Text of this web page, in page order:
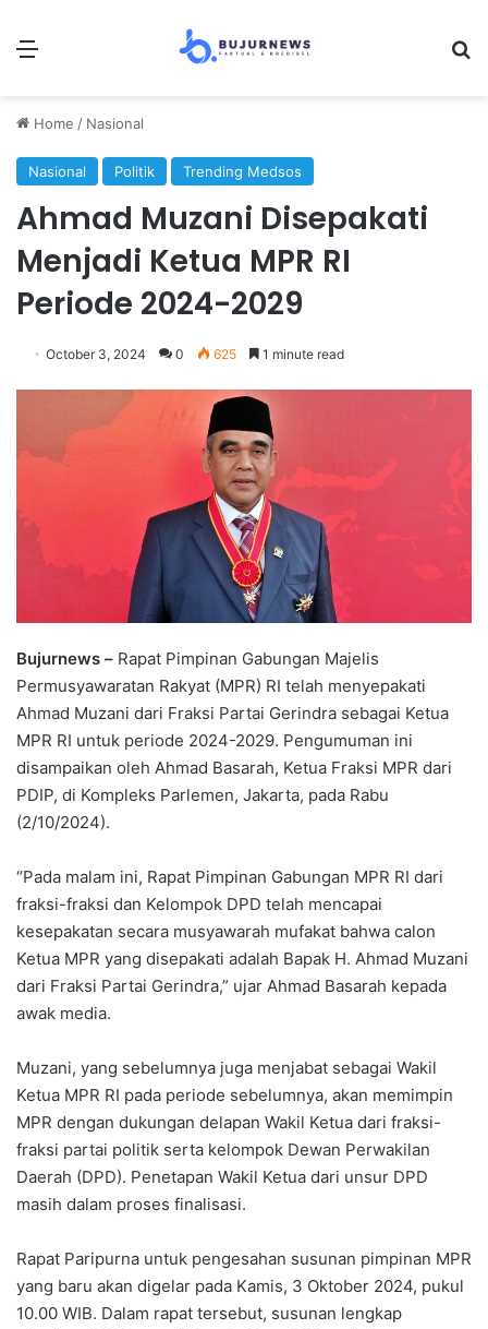
Menu
Home / Nasional
Nasional Politik Trending Medsos
Ahmad Muzani Disepakati
Menjadi Ketua MPR RI
Periode 2024-2029
October 3, 2024 0 625 1 minute read
Bujurnews – Rapat Pimpinan Gabungan Majelis
Permusyawaratan Rakyat (MPR) RI telah menyepakati
Ahmad Muzani dari Fraksi Partai Gerindra sebagai Ketua
MPR RI untuk periode 2024-2029. Pengumuman ini
disampaikan oleh Ahmad Basarah, Ketua Fraksi MPR dari
PDIP, di Kompleks Parlemen, Jakarta, pada Rabu
(2/10/2024).
“Pada malam ini, Rapat Pimpinan Gabungan MPR RI dari
fraksi-fraksi dan Kelompok DPD telah mencapai
kesepakatan secara musyawarah mufakat bahwa calon
Ketua MPR yang disepakati adalah Bapak H. Ahmad Muzani
dari Fraksi Partai Gerindra,” ujar Ahmad Basarah kepada
awak media.
Muzani, yang sebelumnya juga menjabat sebagai Wakil
Ketua MPR RI pada periode sebelumnya, akan memimpin
MPR dengan dukungan delapan Wakil Ketua dari fraksi-
fraksi partai politik serta kelompok Dewan Perwakilan
Daerah (DPD). Penetapan Wakil Ketua dari unsur DPD
masih dalam proses finalisasi.
Rapat Paripurna untuk pengesahan susunan pimpinan MPR
yang baru akan digelar pada Kamis, 3 Oktober 2024, pukul
10.00 WIB. Dalam rapat tersebut, susunan lengkap